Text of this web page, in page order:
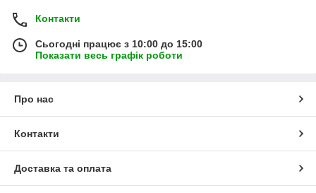
Контакти
Сьогодні працює з 10:00 до 15:00
Показати весь графік роботи
Про нас
Контакти
Доставка та оплата